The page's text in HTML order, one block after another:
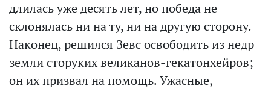
длилась уже десять лет, но победа не
склонялась ни на ту, ни на другую сторону.
Наконец, решился Зевс освободить из недр
земли сторуких великанов-гекатонхейров;
он их призвал на помощь. Ужасные,